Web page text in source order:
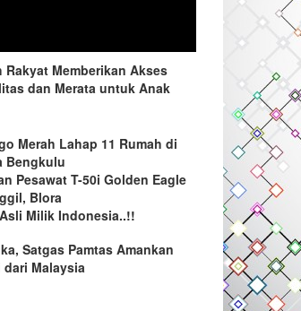
Memberikan Akses
dan Merata untuk Anak
Merah Lahap 11 Rumah di
Bengkulu
Pesawat T-50i Golden Eagle
Blora
Milik Indonesia..!!
Satgas Pamtas Amankan
Malaysia